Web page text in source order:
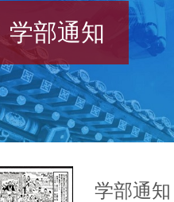
学部通知
学部通知